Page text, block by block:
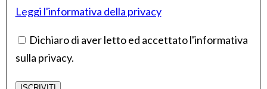
Leggi l'informativa della privacy
Dichiaro di aver letto ed accettato l'informativa
sulla privacy.